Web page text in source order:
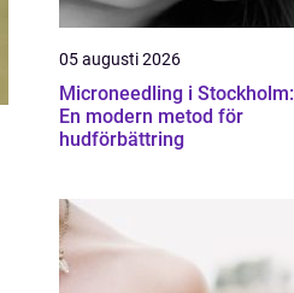
05 augusti 2026
Microneedling i Stockholm:
En modern metod för
hudförbättring